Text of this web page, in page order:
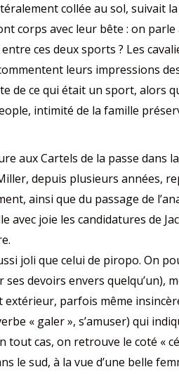
collée au sol, suivait
corps avec leur bête : on
ces deux sports ? Les
leurs impressions
de ce qui était un sport, alors
intimité de la famille
aux Cartels de la passe dans
depuis plusieurs années,
ainsi que du passage de
avec joie les candidatures de
joli que celui de piropo. On
devoirs envers quelqu’un),
parfois même
« galer », s’amuser) qui
cas, on retrouve le coté «
le sud, à la vue d’une belle